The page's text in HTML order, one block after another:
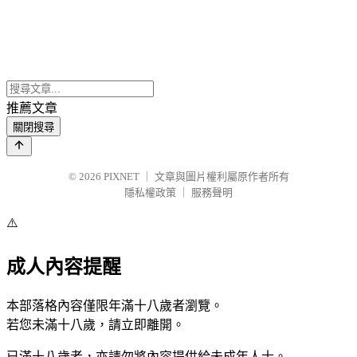
推薦文章
關閉搜尋
© 2026 PIXNET
文章與圖片權利屬原作者所有
隱私權政策
服務聲明
⚠️
成人內容提醒
本部落格內容僅限年滿十八歲者瀏覽。
若您未滿十八歲，請立即離開。